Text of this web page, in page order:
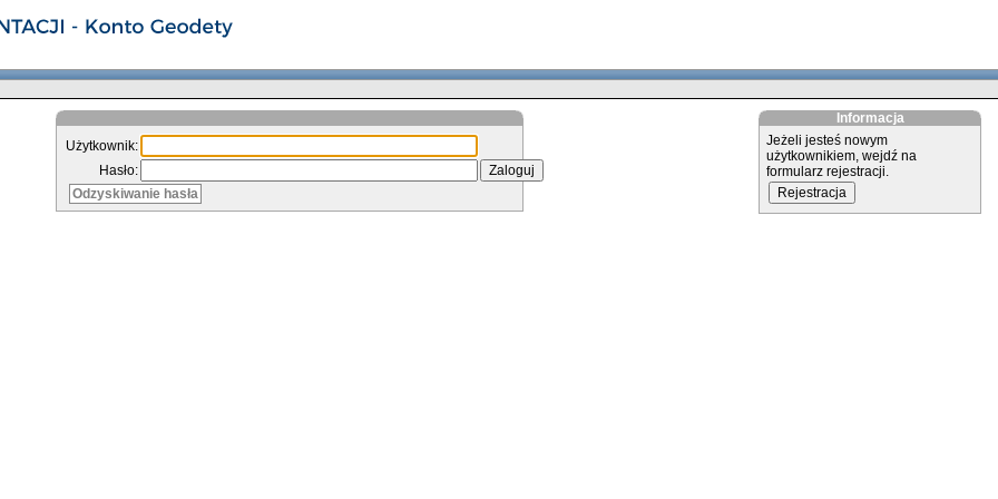
Użytkownik:
Hasło:
Odzyskiwanie hasła
Informacja
Jeżeli jesteś nowym
użytkownikiem, wejdź na
formularz rejestracji.